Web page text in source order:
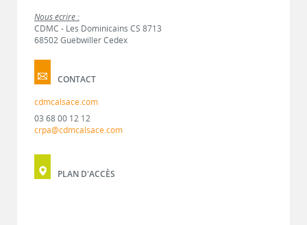
Nous écrire :
CDMC - Les Dominicains CS 8713
68502 Guebwiller Cedex
CONTACT
cdmcalsace.com
03 68 00 12 12
crpa@cdmcalsace.com
PLAN D'ACCÈS